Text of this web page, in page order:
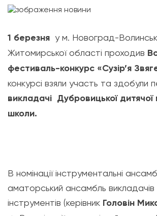
1 березня у м. Новоград-
Житомирської області проходив
фестиваль-конкурс «Сузір’я
конкурсі взяли участь та здобули
викладачі Дубровицької дитячої
школи.
В номінації інструментальні
аматорський ансамбль
інструментів (керівник Головін